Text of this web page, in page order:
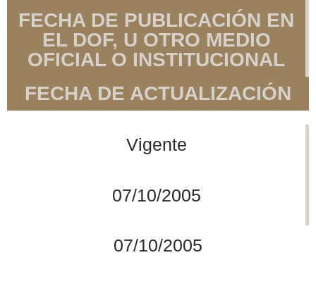
FECHA DE PUBLICACIÓN EN
EL DOF, U OTRO MEDIO
OFICIAL O INSTITUCIONAL
FECHA DE ACTUALIZACIÓN
Vigente
07/10/2005
07/10/2005